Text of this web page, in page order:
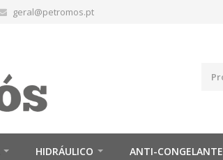
geral@petromos.pt
HIDRÁULICO ANTI-CONGELANTE